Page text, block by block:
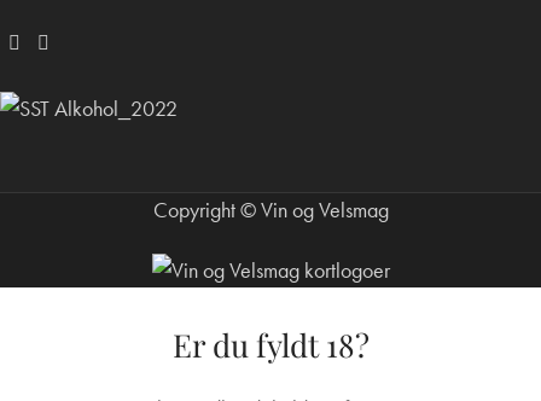
Copyright © Vin og Velsmag
Er du fyldt 18?